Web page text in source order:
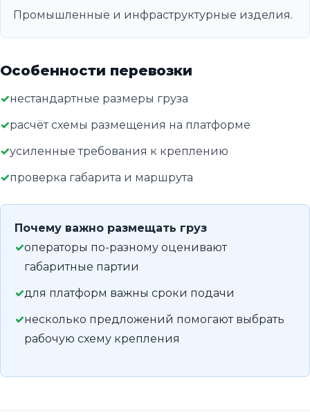
Промышленные и инфраструктурные изделия.
Особенности перевозки
нестандартные размеры груза
расчёт схемы размещения на платформе
усиленные требования к креплению
проверка габарита и маршрута
Почему важно размещать груз
операторы по-разному оценивают
габаритные партии
для платформ важны сроки подачи
несколько предложений помогают выбрать
рабочую схему крепления